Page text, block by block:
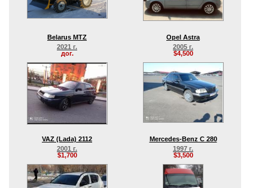
Belarus MTZ
2021 г.
дог.
Opel Astra
2005 г.
$4,500
VAZ (Lada) 2112
2001 г.
$1,700
Mercedes-Benz C 280
1997 г.
$3,500